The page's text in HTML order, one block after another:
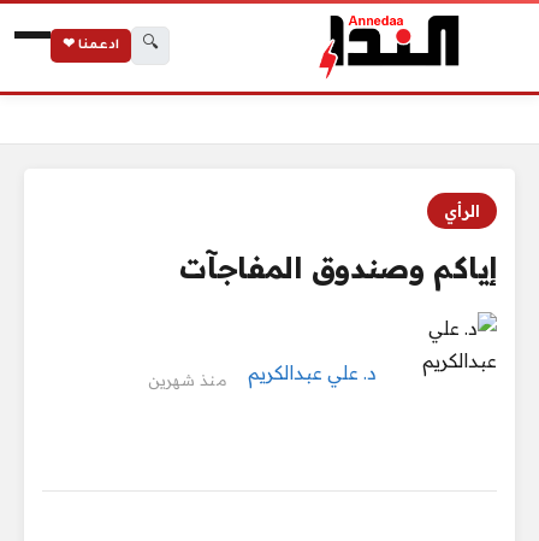
🔍 ادعمنا ❤
الرأي
إياكم وصندوق المفاجآت
د. علي عبدالكريم منذ شهرين